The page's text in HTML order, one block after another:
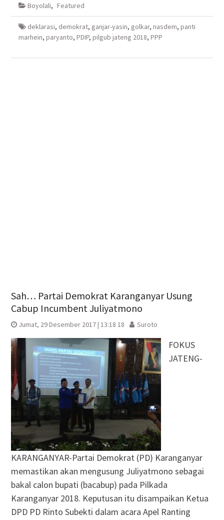
jendela
yang
baru)
jendela
baru)
di
yang
baru)
baru)
Boyolali, Featured
deklarasi, demokrat, ganjar-yasin, golkar, nasdem, panti
marhein, paryanto, PDIP, pilgub jateng 2018, PPP
Sah… Partai Demokrat Karanganyar Usung
Cabup Incumbent Juliyatmono
Jumat, 29 Desember 2017 | 13:18 18 Suroto
FOKUS
JATENG-
KARANGANYAR-Partai Demokrat (PD) Karanganyar
memastikan akan mengusung Juliyatmono sebagai
bakal calon bupati (bacabup) pada Pilkada
Karanganyar 2018. Keputusan itu disampaikan Ketua
DPD PD Rinto Subekti dalam acara Apel Ranting